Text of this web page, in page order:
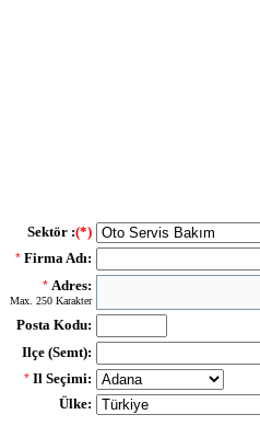
Sektör :(*)
* Firma Adı:
* Adres:
Max. 250 Karakter
Posta Kodu:
Ilçe (Semt):
* Il Seçimi:
Ülke: